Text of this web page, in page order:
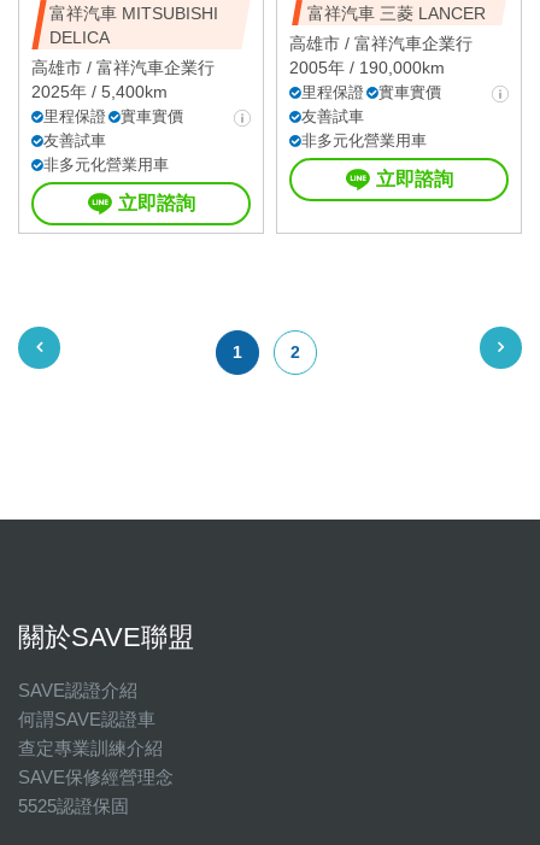
富祥汽車 MITSUBISHI
DELICA
高雄市 / 富祥汽車企業行
2025年 / 5,400km
里程保證
實車實價
友善試車
非多元化營業用車
立即諮詢
富祥汽車 三菱 LANCER
高雄市 / 富祥汽車企業行
2005年 / 190,000km
里程保證
實車實價
友善試車
非多元化營業用車
立即諮詢
1 2
關於SAVE聯盟
SAVE認證介紹
何謂SAVE認證車
查定專業訓練介紹
SAVE保修經營理念
5525認證保固